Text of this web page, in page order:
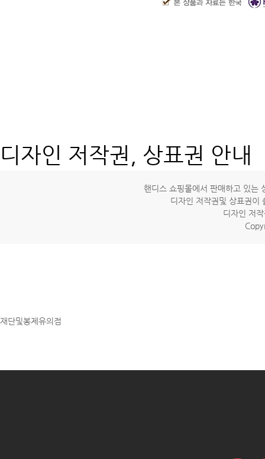
디자인 저작권, 상표권 안내
핸디스 쇼핑몰에서 판매하고 있는
디자인 저작권및 상표권이
디자인 저
재단및봉제유의점